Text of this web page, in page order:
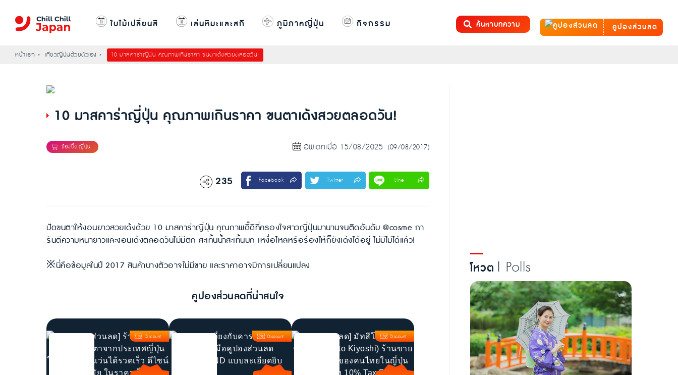
ใบไม้เปลี่ยนสี เล่นหิมะและสกี ภูมิภาคญี่ปุ่น กิจกรรม ค้นหาบทความ คูปองส่วนลด
หน้าแรก เที่ยวญี่ปุ่นด้วยตัวเอง 10 มาสคาร่าญี่ปุ่น คุณภาพเกินราคา ขนตาเด้งสวยตลอดวัน!
10 มาสคาร่าญี่ปุ่น คุณภาพเกินราคา ขนตาเด้งสวยตลอดวัน!
อัพเดทเมื่อ 15/08/2025 (09/08/2017)
235 Facebook Twitter Line
ปัดขนตาให้งอนยาวสวยเด้งด้วย 10 มาสคาร่าญี่ปุ่น คุณภาพดี๊ดีที่ครองใจสาวญี่ปุ่นมานานจนติดอันดับ @cosme กา
รันตีความหนายาวและงอนเด้งตลอดวันไม่มีตก สะเทิ้นน้ำสะเทิ้นบก เหงื่อไหลหรือร้องไห้ก็ยังเด้งได้อยู่ ไม่มีไม่ได้แล้ว!
※นี่คือข้อมูลในปี 2017 สินค้าบางตัวอาจไม่มีขาย และราคาอาจมีการเปลี่ยนแปลง
คูปองส่วนลดที่น่าสนใจ
Discount Discount Discount
โหวต | Polls